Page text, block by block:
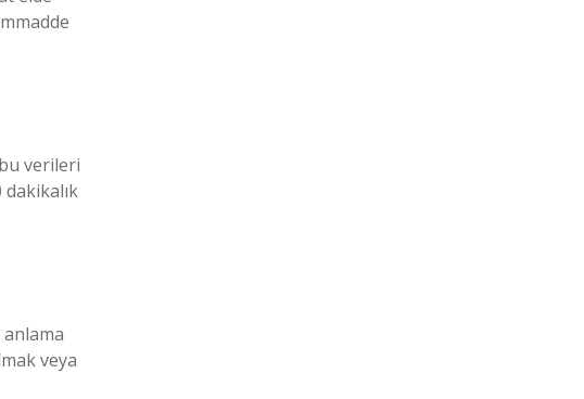
verileri
dakikalık
anlama
veya